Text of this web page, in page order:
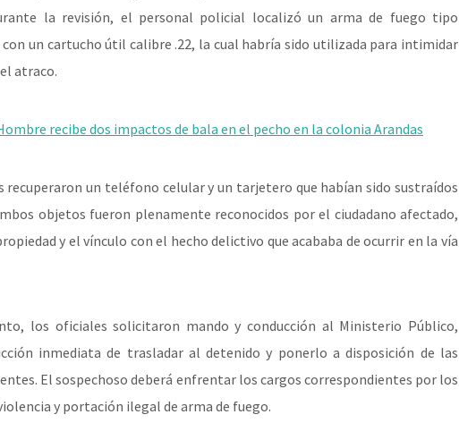
la revisión, el personal policial localizó un arma de fuego tipo
con un cartucho útil calibre .22, la cual habría sido utilizada para intimidar
atraco.
recibe dos impactos de bala en el pecho en la colonia Arandas
recuperaron un teléfono celular y un tarjetero que habían sido sustraídos
objetos fueron plenamente reconocidos por el ciudadano afectado,
y el vínculo con el hecho delictivo que acababa de ocurrir en la vía
los oficiales solicitaron mando y conducción al Ministerio Público,
inmediata de trasladar al detenido y ponerlo a disposición de las
El sospechoso deberá enfrentar los cargos correspondientes por los
y portación ilegal de arma de fuego.